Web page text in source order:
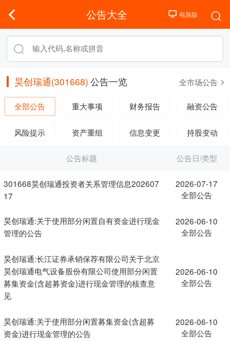
公告大全
昊创瑞通(301668) 公告一览 全市场公告
全部公告 重大事项 财务报告 融资公告
风险提示 资产重组 信息变更 持股变动
公告标题 公告日/类型
301668昊创瑞通投资者关系管理信息202607
17
2026-07-17
全部公告
昊创瑞通:关于使用部分闲置自有资金进行现金
管理的公告
2026-06-10
全部公告
昊创瑞通:长江证券承销保荐有限公司关于北京
昊创瑞通电气设备股份有限公司使用部分闲置
募集资金(含超募资金)进行现金管理的核查意
见
2026-06-10
全部公告
昊创瑞通:关于使用部分闲置募集资金(含超募
资金)进行现金管理的公告
2026-06-10
全部公告